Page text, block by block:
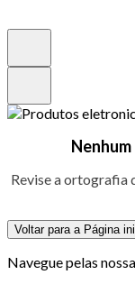
Revise a ortografia
Voltar para a Página
Navegue pelas